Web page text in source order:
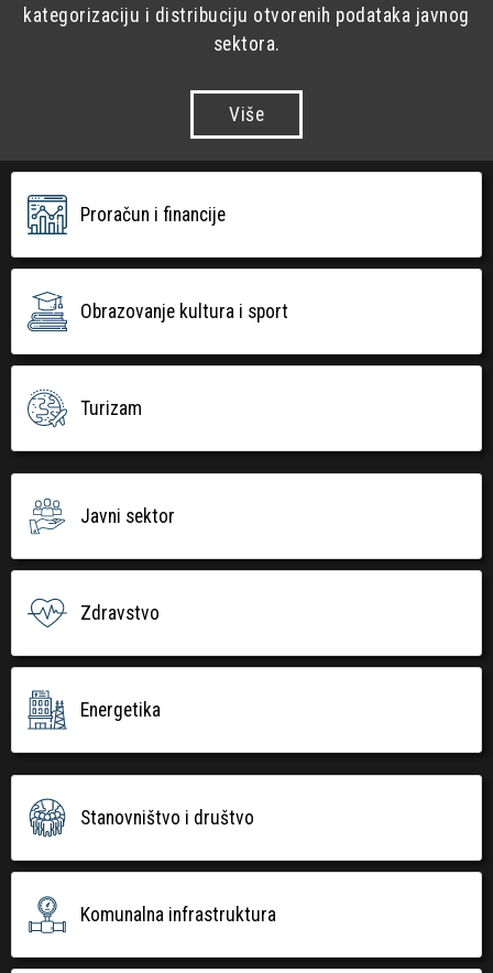
kategorizaciju i distribuciju otvorenih podataka javnog
sektora.
Više
Proračun i financije
Obrazovanje kultura i sport
Turizam
Javni sektor
Zdravstvo
Energetika
Stanovništvo i društvo
Komunalna infrastruktura